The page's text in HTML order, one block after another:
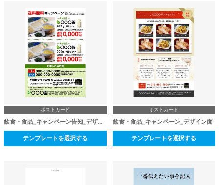
ポストカード
飲食・食品_キャンペーン告知_デザイン面
テンプレートを選択する
ポストカード
飲食・食品_キャンペーン_デザイン面
テンプレートを選択する